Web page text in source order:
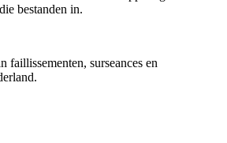
bestanden in.
faillissementen, surseances en